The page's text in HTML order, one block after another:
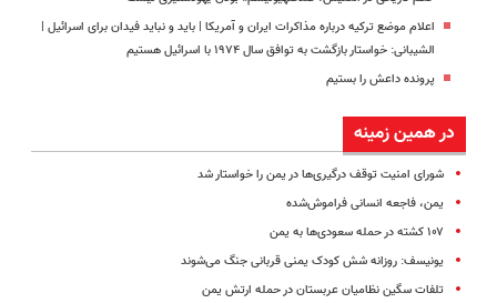
اعلام موضع ترکیه درباره مذاکرات ایران و آمریکا | باید و نباید فیدان برای اسرائیل |
الشیبانی: خواستار بازگشت به توافق سال ۱۹۷۴ با اسرائیل هستیم
پرونده داعش را بستیم
در همین زمینه
شورای امنیت توقف درگیری‌ها در یمن را خواستار شد
یمن، فاجعه انسانی فراموش‌شده
۱۰۷ کشته در حمله سعودی‌ها به یمن
یونیسف: روزانه شش کودک یمنی قربانی جنگ می‌شوند
تلفات سگین نظامیان عربستان در حمله ارتش یمن